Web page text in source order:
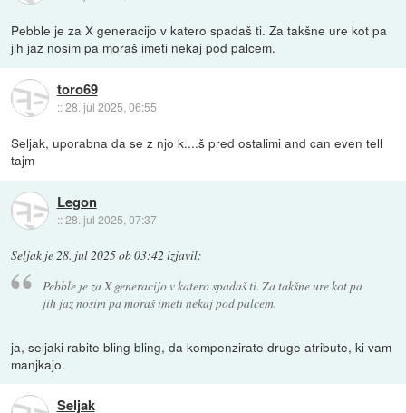
Pebble je za X generacijo v katero spadaš ti. Za takšne ure kot pa
jih jaz nosim pa moraš imeti nekaj pod palcem.
toro69
::28. jul 2025, 06:55
Seljak, uporabna da se z njo k....š pred ostalimi and can even tell
tajm
Legon
::28. jul 2025, 07:37
Seljak je28. jul 2025 ob 03:42 izjavil:
Pebble je za X generacijo v katero spadaš ti. Za takšne ure kot pa
jih jaz nosim pa moraš imeti nekaj pod palcem.
ja, seljaki rabite bling bling, da kompenzirate druge atribute, ki vam
manjkajo.
Seljak